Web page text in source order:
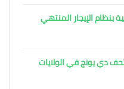
وحدة سكنية بنظام الإيجار المنتهي
دي يونج في الولايات